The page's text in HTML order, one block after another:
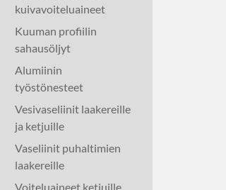
kuivavoiteluaineet
Kuuman profiilin
sahausöljyt
Alumiinin
työstönesteet
Vesivaseliinit laakereille
ja ketjuille
Vaseliinit puhaltimien
laakereille
Voiteluaineet ketjuille